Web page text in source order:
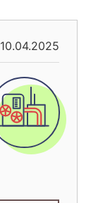
10.04.2025